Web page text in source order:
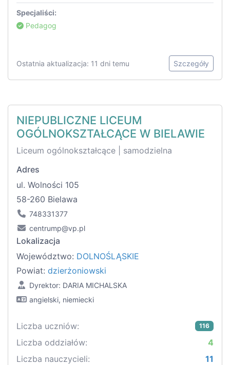
Specjaliści:
Pedagog
Ostatnia aktualizacja: 11 dni temu Szczegóły
NIEPUBLICZNE LICEUM
OGÓLNOKSZTAŁCĄCE W BIELAWIE
Liceum ogólnokształcące | samodzielna
Adres
ul. Wolności 105
58-260 Bielawa
748331377
centrump@vp.pl
Lokalizacja
Województwo: DOLNOŚLĄSKIE
Powiat: dzierżoniowski
Dyrektor: DARIA MICHALSKA
angielski, niemiecki
Liczba uczniów: 116
Liczba oddziałów:
4
Liczba nauczycieli:
11